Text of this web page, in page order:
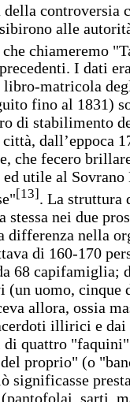
controversia
alle
, che chiameremo
I dati
libro-matricola
fino al 1831)
di stabilimento
dall’eppoca
che fecero
utile al
[13] . La struttura
stessa nei due
differenza nella
di 160-170
68 capifamiglia;
(un uomo, cinque
allora, ossia
illirici e
di quattro
proprio" (o
significasse
sarti,